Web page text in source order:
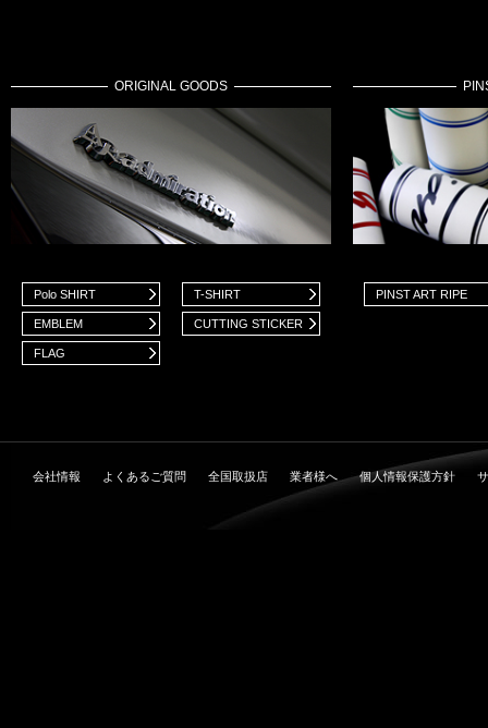
ORIGINAL GOODS
Polo SHIRT T-SHIRT
EMBLEM CUTTING STICKER
FLAG
PINST ART RIPE
会社情報 よくあるご質問 全国取扱店 業者様へ 個人情報保護方針